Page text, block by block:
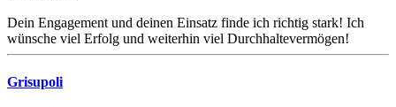
Dein Engagement und deinen Einsatz finde ich richtig stark! Ich
wünsche viel Erfolg und weiterhin viel Durchhaltevermögen!
Grisupoli